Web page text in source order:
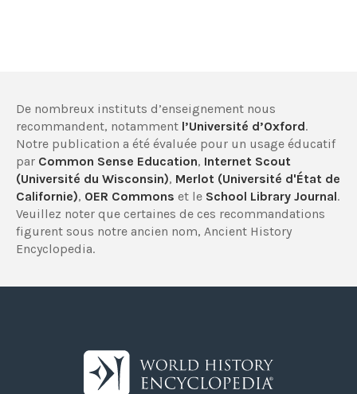
De nombreux instituts d’enseignement nous
recommandent, notamment l’Université d’Oxford.
Notre publication a été évaluée pour un usage éducatif
par Common Sense Education, Internet Scout
(Université du Wisconsin), Merlot (Université d'État de
Californie), OER Commons et le School Library Journal.
Veuillez noter que certaines de ces recommandations
figurent sous notre ancien nom, Ancient History
Encyclopedia.